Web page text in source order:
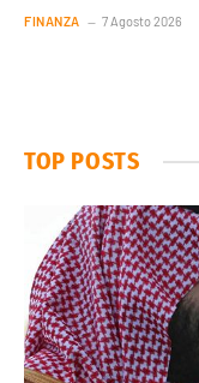
FINANZA 7 Agosto 2026
TOP POSTS